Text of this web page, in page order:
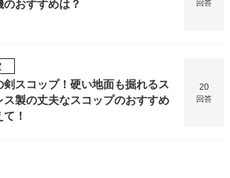
のおすすめは？
回答
剣スコップ！硬い地面も掘れるス
ス製の丈夫なスコップのおすすめ
！
20
回答